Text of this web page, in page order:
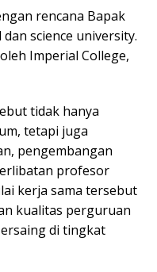
rencana Bapak
science university.
Imperial College,
tidak hanya
tetapi juga
pengembangan
profesor
kerja sama tersebut
kualitas perguruan
di tingkat